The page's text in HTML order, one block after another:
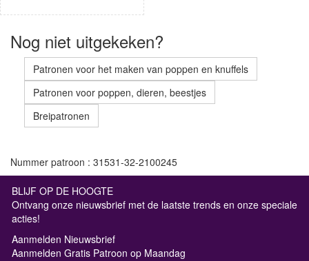
Nog niet uitgekeken?
Patronen voor het maken van poppen en knuffels
Patronen voor poppen, dieren, beestjes
Breipatronen
Nummer patroon : 31531-32-2100245
BLIJF OP DE HOOGTE
Ontvang onze nieuwsbrief met de laatste trends en onze speciale
acties!
Aanmelden Nieuwsbrief
Aanmelden Gratis Patroon op Maandag